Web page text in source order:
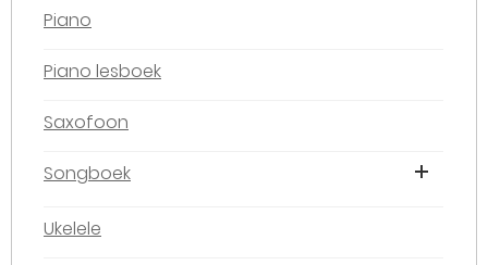
Piano
Piano lesboek
Saxofoon
Songboek
Ukelele